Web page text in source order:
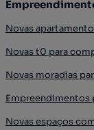
Novas
Novas t0 para
Novas moradias
Empreendimentos
Novas espaços